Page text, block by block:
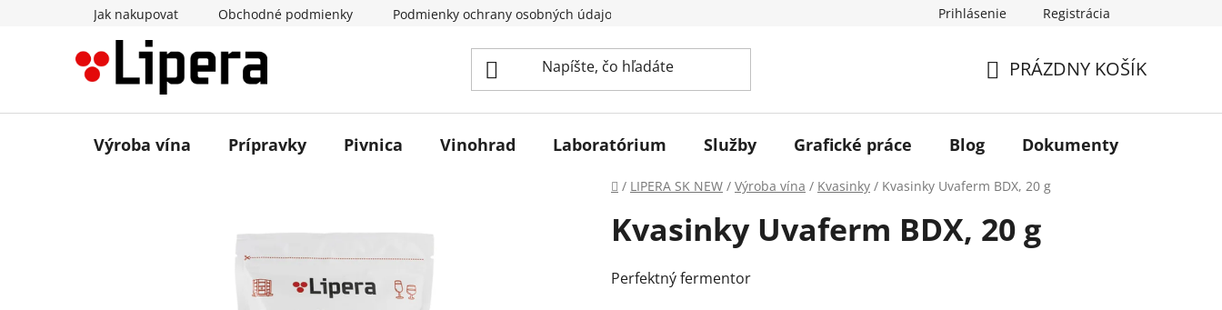
Jak nakupovat Obchodné podmienky Podmienky ochrany osobných údajov Prihlásenie Registrácia
KOŠÍK
PRÁZDNY KOŠÍK
Výroba vína Prípravky Pivnica Vinohrad Laboratórium Služby Grafické práce Blog Dokumenty
Domov
/ LIPERA SK NEW / Výroba vína / Kvasinky / Kvasinky Uvaferm BDX, 20 g
Kvasinky Uvaferm BDX, 20 g
Perfektný fermentor